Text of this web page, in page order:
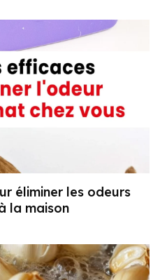
éliminer les odeurs
la maison